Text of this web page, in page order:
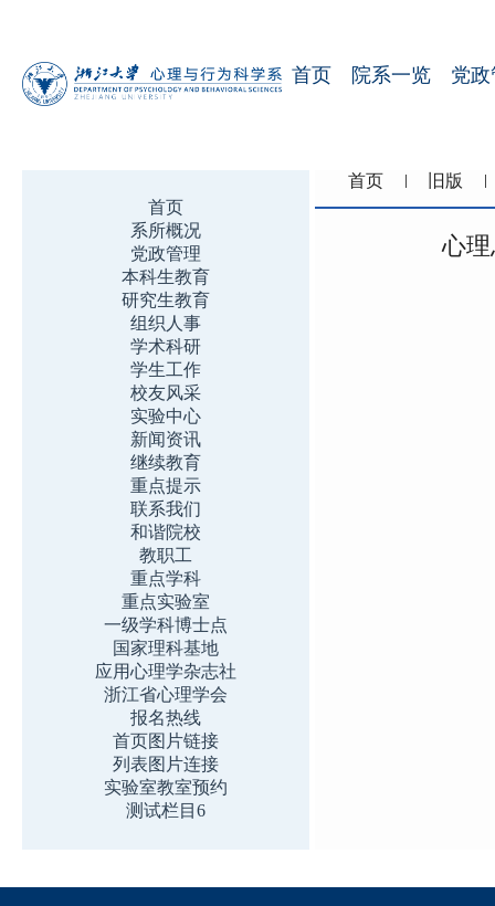
首页 院系一览 党
首页
系所概况
党政管理
本科生教育
研究生教育
组织人事
学术科研
学生工作
校友风采
实验中心
新闻资讯
继续教育
重点提示
联系我们
和谐院校
教职工
重点学科
重点实验室
一级学科博士点
国家理科基地
应用心理学杂志社
浙江省心理学会
报名热线
首页图片链接
列表图片连接
实验室教室预约
测试栏目6
首页 旧版
心